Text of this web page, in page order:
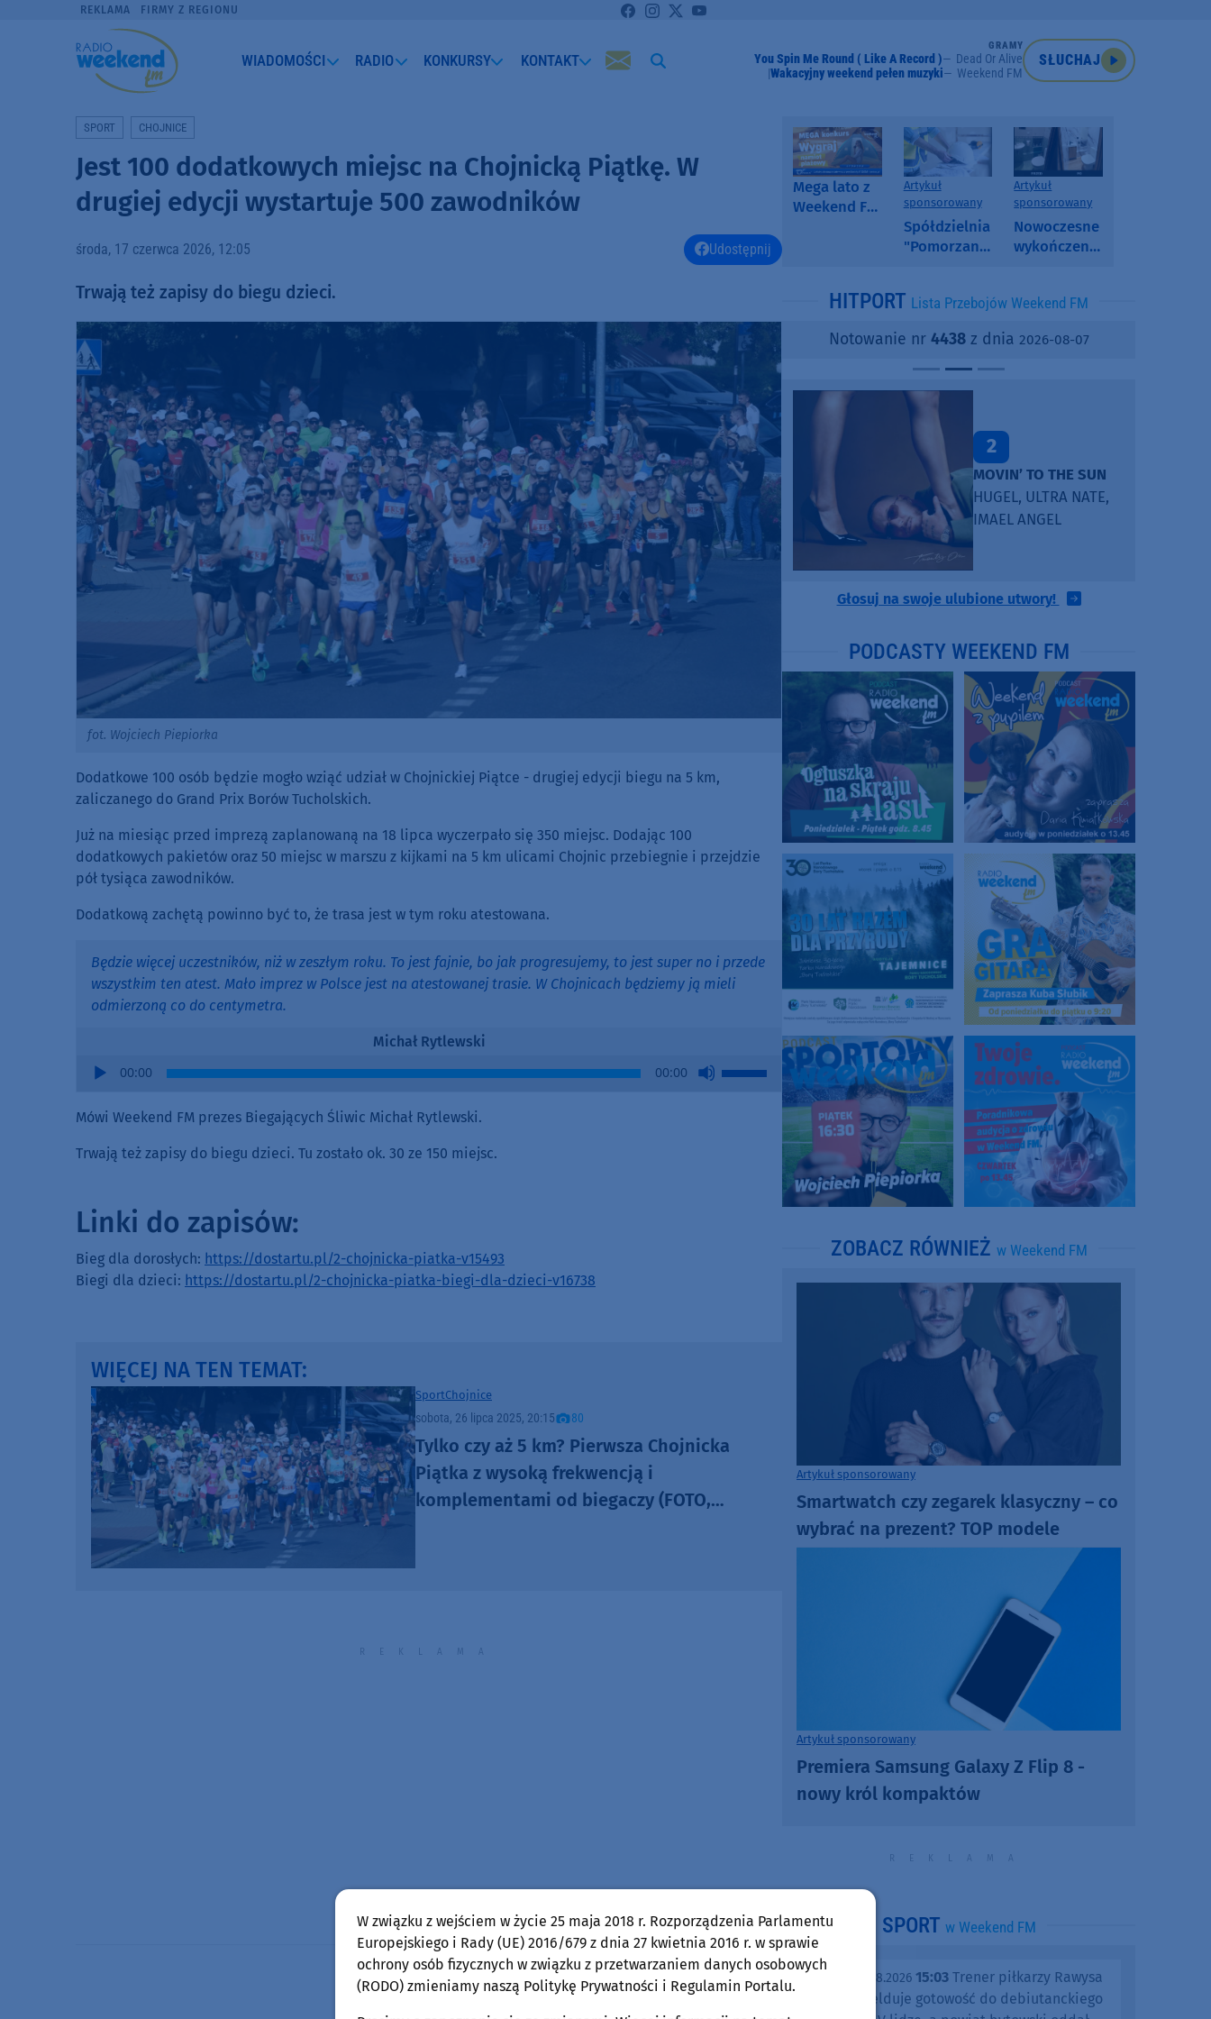
REKLAMA FIRMY Z REGIONU
WIADOMOŚCI RADIO KONKURSY KONTAKT
GRAMY
You Spin Me Round ( Like A Record )
Dead Or Alive
Wakacyjny weekend pełen muzyki
Weekend FM
SŁUCHAJ
SPORT CHOJNICE
Jest 100 dodatkowych miejsc na Chojnicką Piątkę. W
drugiej edycji wystartuje 500 zawodników
środa, 17 czerwca 2026, 12:05 Udostępnij
Trwają też zapisy do biegu dzieci.
fot. Wojciech Piepiorka
Dodatkowe 100 osób będzie mogło wziąć udział w Chojnickiej Piątce - drugiej edycji biegu na 5 km,
zaliczanego do Grand Prix Borów Tucholskich.
Już na miesiąc przed imprezą zaplanowaną na 18 lipca wyczerpało się 350 miejsc. Dodając 100
dodatkowych pakietów oraz 50 miejsc w marszu z kijkami na 5 km ulicami Chojnic przebiegnie i przejdzie
pół tysiąca zawodników.
Dodatkową zachętą powinno być to, że trasa jest w tym roku atestowana.
Będzie więcej uczestników, niż w zeszłym roku. To jest fajnie, bo jak progresujemy, to jest super no i przede
wszystkim ten atest. Mało imprez w Polsce jest na atestowanej trasie. W Chojnicach będziemy ją mieli
odmierzoną co do centymetra.
Michał Rytlewski
Audio
00:00 00:00
Use
Mówi Weekend FM prezes Biegających Śliwic Michał Rytlewski.
Trwają też zapisy do biegu dzieci. Tu zostało ok. 30 ze 150 miejsc.
Linki do zapisów:
Bieg dla dorosłych: https://dostartu.pl/2-chojnicka-piatka-v15493
Biegi dla dzieci: https://dostartu.pl/2-chojnicka-piatka-biegi-dla-dzieci-v16738
WIĘCEJ NA TEN TEMAT:
SportChojnice
sobota, 26 lipca 2025, 20:15 80
Tylko czy aż 5 km? Pierwsza Chojnicka
Piątka z wysoką frekwencją i
komplementami od biegaczy (FOTO,
Wojciech Piepiorka
Mega lato z
Weekend FM
Artykuł
sponsorowany
Spółdzielnia
"Pomorzanka"
informuje o
i ofertach
najmu
Artykuł
sponsorowany
Nowoczesne
wykończenia
SPC, WPC i
kamienny
HITPORT Lista Przebojów Weekend FM
Notowanie nr 4438z dnia 2026-08-07
2
MOVIN’ TO THE SUN
HUGEL, ULTRA NATE,
IMAEL ANGEL
Głosuj na swoje ulubione utwory!
PODCASTY WEEKEND FM
ZOBACZ RÓWNIEŻ w Weekend FM
Artykuł sponsorowany
Smartwatch czy zegarek klasyczny – co
wybrać na prezent? TOP modele
Artykuł sponsorowany
Premiera Samsung Galaxy Z Flip 8 -
nowy król kompaktów
SPORT w Weekend FM
piątek, 07.08.2026 15:03 Trener piłkarzy Rawysa
Raciąż melduje gotowość do debiutanckiego
W związku z wejściem w życie 25 maja 2018 r. Rozporządzenia Parlamentu
Europejskiego i Rady (UE) 2016/679 z dnia 27 kwietnia 2016 r. w sprawie
ochrony osób fizycznych w związku z przetwarzaniem danych osobowych
(RODO) zmieniamy naszą Politykę Prywatności i Regulamin Portalu.